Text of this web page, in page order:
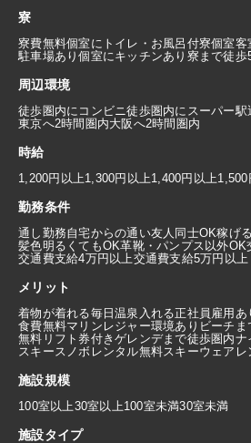
寮
寮費無料個室にトイレ・お風呂付寮個室客
駐車場あり個室にキッチンあり 寮まで徒歩
周辺環境
徒歩圏内にコンビニ徒歩圏内にスーパー駅
東京へ2時間圏内大阪へ2時間圏内
時給
1,200円以上1,300円以上1,400円以上1,500
勤務条件
通し勤務自宅からの通い友人同士OK稼げ
髪色明るくてもOK革靴・パンプス以外OK
交通費支給4万円以上交通費支給5万円以上
メリット
着物が着れる毎日温泉入れる正社員雇用あ
食費無料マリンレジャー環境あり ビーチま
無料リフト券付きゲレンデまで徒歩圏内ナ
スキースノボレンタル無料スキーウェア
施設規模
100室以上30室以上100室未満30室未満
施設タイプ